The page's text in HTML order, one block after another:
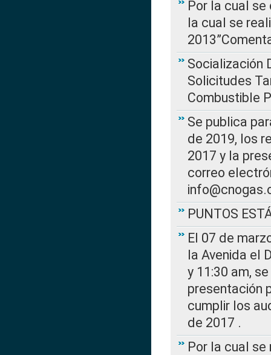
Por la cual se
la cual se
Socialización
Solicitudes
Combustible
Se publica
de 2019, los
2017 y la
correo
PUNTOS
El 07 de
la Avenida el
y 11:30 am,
presentación
cumplir los
de 2017 .
Por la cual se